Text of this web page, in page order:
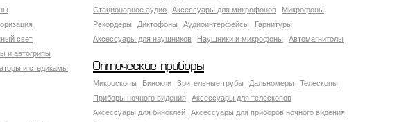
свет
и автогрипы
и стедикамы
Стационарное аудио Аксессуары для микрофонов
Микрофоны
Рекордеры
Диктофоны Аудиоинтерфейсы
Гарнитуры
Аксессуары для наушников
Наушники и микрофоны Автомагнитолы
Оптические приборы
Микроскопы Бинокли Зрительные трубы Дальномеры
Телескопы
Приборы ночного видения
Аксессуары для телескопов
Аксессуары для биноклей
Аксессуары для приборов ночного видения